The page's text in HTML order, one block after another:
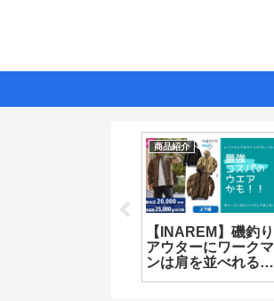
商品紹介
【INAREM】磯釣り
アウターにワークマ
ンは肩を並べれるの